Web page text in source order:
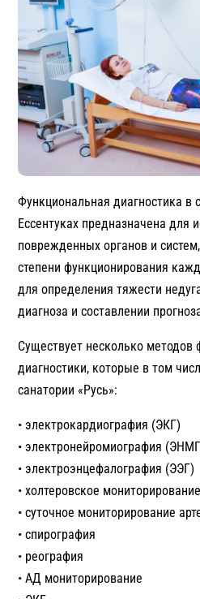
Функциональная диагностика в
Ессентуках предназначена для
поврежденных органов и
степени функционирования
для определения тяжести
диагноза и составлении
Существует несколько методов
диагностики, которые в том
санатории «Русь»:
• электрокардиография (ЭКГ)
• электронейромиография
• электроэнцефалография (ЭЭГ)
• холтеровское мониторирование
• суточное мониторирование
• спирография
• реография
• АД мониторирование